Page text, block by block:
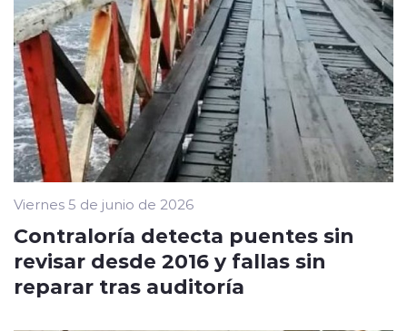
Viernes 5 de junio de 2026
Contraloría detecta puentes sin
revisar desde 2016 y fallas sin
reparar tras auditoría